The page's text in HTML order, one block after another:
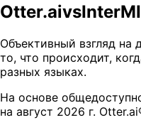
Otter.aivs
Объективный взгляд
то, что происходит,
разных языках.
На основе
на август 2026 г.